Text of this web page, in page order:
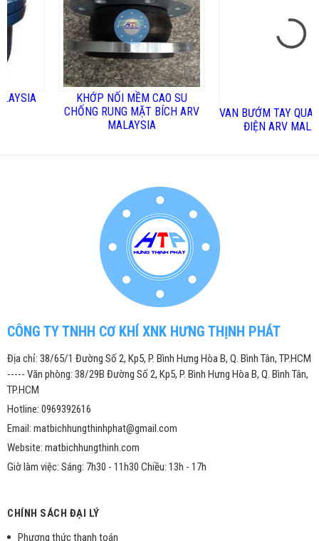
KHỚP NỐI MỀM CAO SU
CHỐNG RUNG MẶT BÍCH ARV
MALAYSIA
ĐIỆN ARV MALAYSIA
CÔNG TY TNHH CƠ KHÍ XNK HƯNG THỊNH PHÁT
Địa chỉ: 38/65/1 Đường Số 2, Kp5, P. Bình Hưng Hòa B, Q. Bình Tân, TP.HCM
----- Văn phòng: 38/29B Đường Số 2, Kp5, P. Bình Hưng Hòa B, Q. Bình Tân,
TP.HCM
Hotline: 0969392616
Email: matbichhungthinhphat@gmail.com
Website: matbichhungthinh.com
Giờ làm việc: Sáng: 7h30 - 11h30 Chiều: 13h - 17h
CHÍNH SÁCH ĐẠI LÝ
Phương thức thanh toán